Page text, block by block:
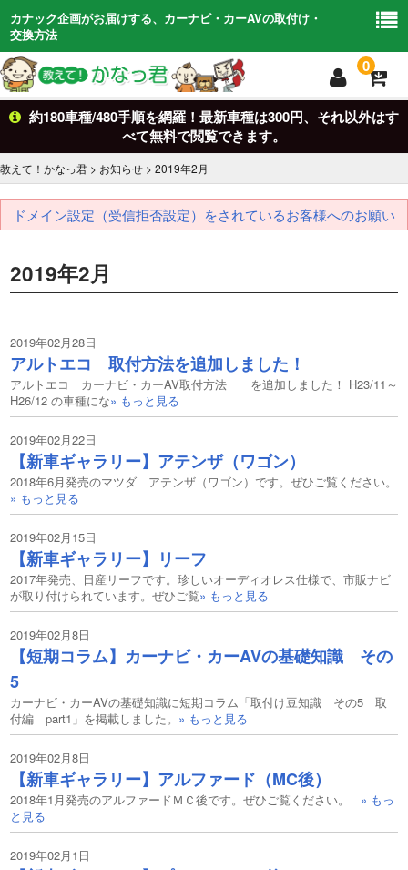
カナック企画がお届けする、カーナビ・カーAVの取付け・
交換方法
0
トップTOP
車からさがすCar Search
キットからさがすkit
基礎知識Basic
約180車種/480手順を網羅！最新車種は300円、それ以外はす
べて無料で閲覧できます。
教えて！かなっ君 > お知らせ > 2019年2月
ドメイン設定（受信拒否設定）をされているお客様へのお願い
2019年2月
2019年02月28日
アルトエコ 取付方法を追加しました！
アルトエコ カーナビ・カーAV取付方法 を追加しました！ H23/11～
H26/12 の車種にな» もっと見る
2019年02月22日
【新車ギャラリー】アテンザ（ワゴン）
2018年6月発売のマツダ アテンザ（ワゴン）です。ぜひご覧ください。
» もっと見る
2019年02月15日
【新車ギャラリー】リーフ
2017年発売、日産リーフです。珍しいオーディオレス仕様で、市販ナビ
が取り付けられています。ぜひご覧» もっと見る
2019年02月8日
【短期コラム】カーナビ・カーAVの基礎知識 その
5
カーナビ・カーAVの基礎知識に短期コラム「取付け豆知識 その5 取
付編 part1」を掲載しました。 » もっと見る
2019年02月8日
【新車ギャラリー】アルファード（MC後）
2018年1月発売のアルファードＭＣ後です。ぜひご覧ください。 » もっ
と見る
2019年02月1日